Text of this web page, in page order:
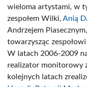
wieloma artystami, w
zespołem Wilki, Anią
Andrzejem Piasecznym,
towarzysząc
W latach 2006-2009
realizator monitorowy
kolejnych latach